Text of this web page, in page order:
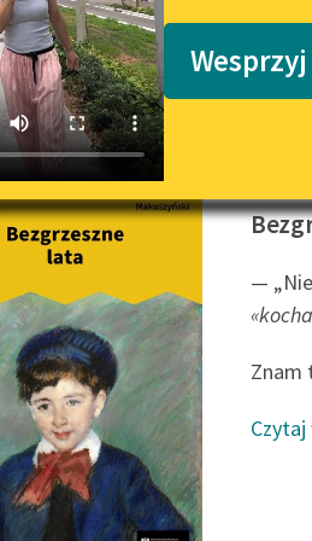
Makuszyńskiego
—
Znam
Czytaj